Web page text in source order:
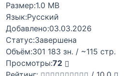
Размер:1.0 MB
Язык:Русский
Добавлено:03.03.2026
Статус:Завершена
Объём:301 183 зн. / ~115 стр.
Просмотры:72